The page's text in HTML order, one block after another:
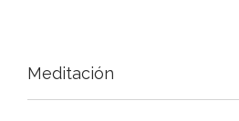
Meditación